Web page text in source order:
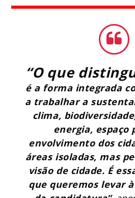
“O que
é a forma integrada
a trabalhar a
clima,
energia, espaço
envolvimento dos
áreas isoladas, mas
visão de cidade. É
que queremos levar